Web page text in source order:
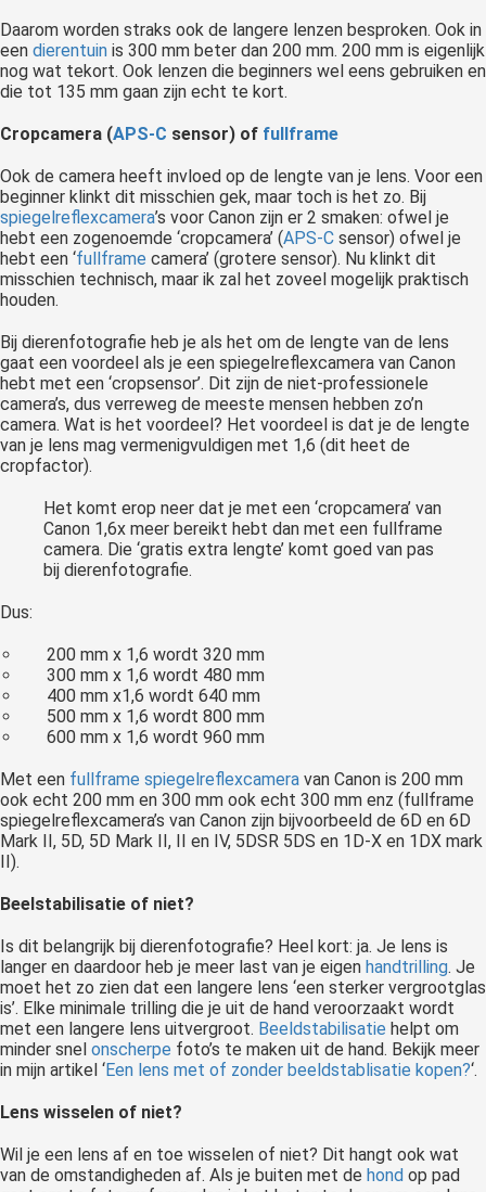
Daarom worden straks ook de langere lenzen besproken. Ook in
een dierentuin is 300 mm beter dan 200 mm. 200 mm is eigenlijk
nog wat tekort. Ook lenzen die beginners wel eens gebruiken en
die tot 135 mm gaan zijn echt te kort.
Cropcamera (APS-C sensor) of fullframe
Ook de camera heeft invloed op de lengte van je lens. Voor een
beginner klinkt dit misschien gek, maar toch is het zo. Bij
spiegelreflexcamera’s voor Canon zijn er 2 smaken: ofwel je
hebt een zogenoemde ‘cropcamera’ (APS-C sensor) ofwel je
hebt een ‘fullframe camera’ (grotere sensor). Nu klinkt dit
misschien technisch, maar ik zal het zoveel mogelijk praktisch
houden.
Bij dierenfotografie heb je als het om de lengte van de lens
gaat een voordeel als je een spiegelreflexcamera van Canon
hebt met een ‘cropsensor’. Dit zijn de niet-professionele
camera’s, dus verreweg de meeste mensen hebben zo’n
camera. Wat is het voordeel? Het voordeel is dat je de lengte
van je lens mag vermenigvuldigen met 1,6 (dit heet de
cropfactor).
Het komt erop neer dat je met een ‘cropcamera’ van
Canon 1,6x meer bereikt hebt dan met een fullframe
camera. Die ‘gratis extra lengte’ komt goed van pas
bij dierenfotografie.
Dus:
200 mm x 1,6 wordt 320 mm
300 mm x 1,6 wordt 480 mm
400 mm x1,6 wordt 640 mm
500 mm x 1,6 wordt 800 mm
600 mm x 1,6 wordt 960 mm
Met een fullframe spiegelreflexcamera van Canon is 200 mm
ook echt 200 mm en 300 mm ook echt 300 mm enz (fullframe
spiegelreflexcamera’s van Canon zijn bijvoorbeeld de 6D en 6D
Mark II, 5D, 5D Mark II, II en IV, 5DSR 5DS en 1D-X en 1DX mark
II).
Beelstabilisatie of niet?
Is dit belangrijk bij dierenfotografie? Heel kort: ja. Je lens is
langer en daardoor heb je meer last van je eigen handtrilling. Je
moet het zo zien dat een langere lens ‘een sterker vergrootglas
is’. Elke minimale trilling die je uit de hand veroorzaakt wordt
met een langere lens uitvergroot. Beeldstabilisatie helpt om
minder snel onscherpe foto’s te maken uit de hand. Bekijk meer
in mijn artikel ‘Een lens met of zonder beeldstablisatie kopen?‘.
Lens wisselen of niet?
Wil je een lens af en toe wisselen of niet? Dit hangt ook wat
van de omstandigheden af. Als je buiten met de hond op pad